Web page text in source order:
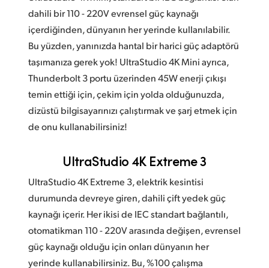
dahili bir 110 - 220V evrensel güç kaynağı
içerdiğinden, dünyanın her yerinde kullanılabilir.
Bu yüzden, yanınızda hantal bir harici güç adaptörü
taşımanıza gerek yok! UltraStudio 4K Mini ayrıca,
Thunderbolt 3 portu üzerinden 45W enerji çıkışı
temin ettiği için, çekim için yolda olduğunuzda,
dizüstü bilgisayarınızı çalıştırmak ve şarj etmek için
de onu kullanabilirsiniz!
UltraStudio 4K Extreme 3
UltraStudio 4K Extreme 3, elektrik kesintisi
durumunda devreye giren, dahili çift yedek güç
kaynağı içerir. Her ikisi de IEC standart bağlantılı,
otomatikman 110 - 220V arasında değişen, evrensel
güç kaynağı olduğu için onları dünyanın her
yerinde kullanabilirsiniz. Bu, %100 çalışma